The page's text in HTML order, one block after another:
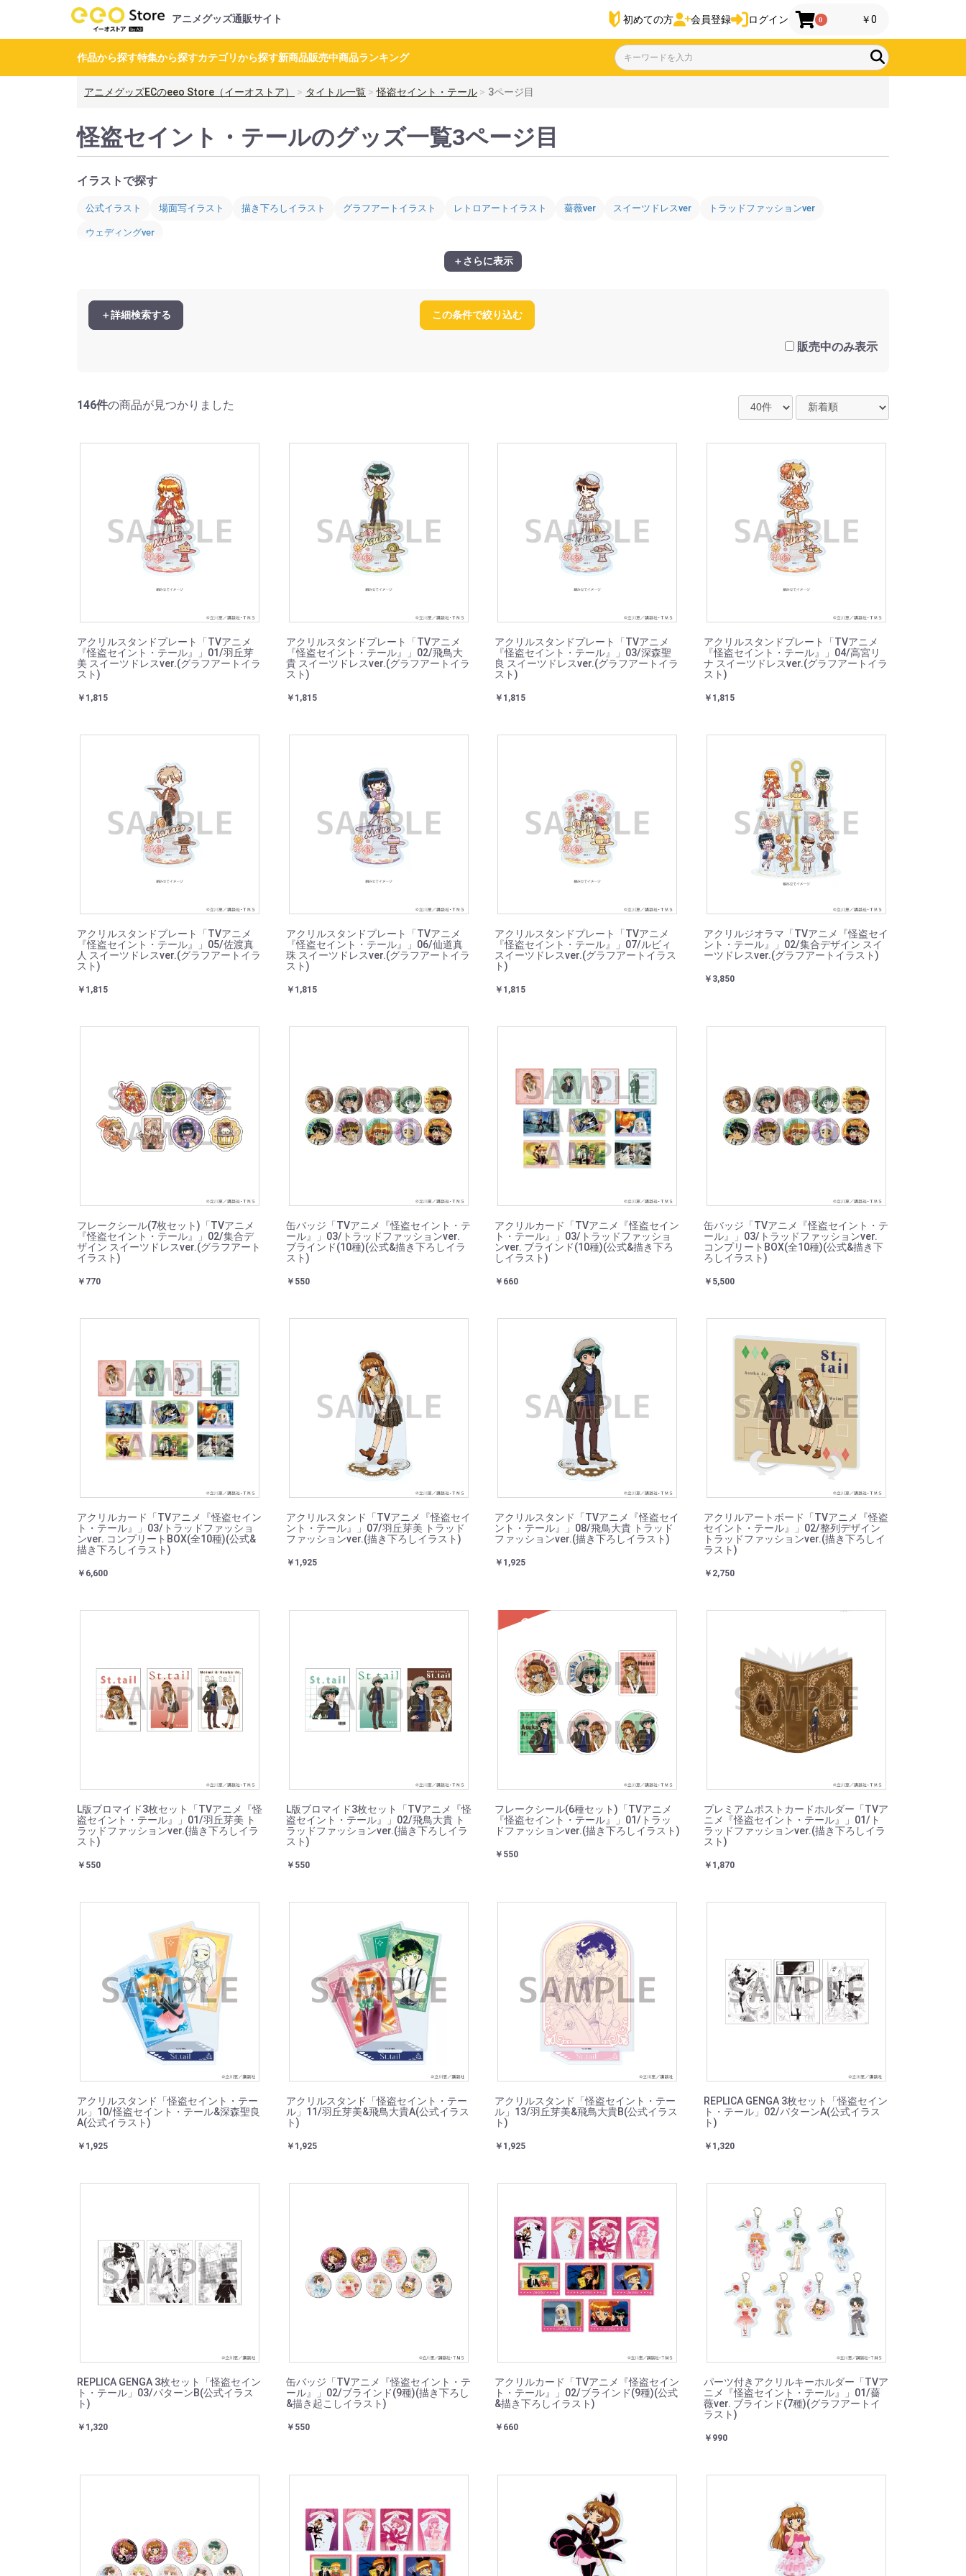
アニメグッズ通販サイト 初めての方 会員登録 ログイン 0 ￥0
作品から探す特集から探すカテゴリから探す新商品販売中商品ランキング
アニメグッズECのeeo Store（イーオストア） タイトル一覧 怪盗セイント・テール 3ページ目
怪盗セイント・テールのグッズ一覧3ページ目
イラストで探す
公式イラスト 場面写イラスト 描き下ろしイラスト グラフアートイラスト レトロアートイラスト 薔薇ver スイーツドレスver トラッドファッションver
ウェディングver
＋さらに表示
＋詳細検索する この条件で絞り込む
販売中のみ表示
146件の商品が見つかりました
アクリルスタンドプレート「TVアニメ
『怪盗セイント・テール』」01/羽丘芽
美 スイーツドレスver.(グラフアートイラ
スト)
￥1,815
アクリルスタンドプレート「TVアニメ
『怪盗セイント・テール』」02/飛鳥大
貴 スイーツドレスver.(グラフアートイラ
スト)
￥1,815
アクリルスタンドプレート「TVアニメ
『怪盗セイント・テール』」03/深森聖
良 スイーツドレスver.(グラフアートイラ
スト)
￥1,815
アクリルスタンドプレート「TVアニメ
『怪盗セイント・テール』」04/高宮リ
ナ スイーツドレスver.(グラフアートイラ
スト)
￥1,815
アクリルスタンドプレート「TVアニメ
『怪盗セイント・テール』」05/佐渡真
人 スイーツドレスver.(グラフアートイラ
スト)
￥1,815
アクリルスタンドプレート「TVアニメ
『怪盗セイント・テール』」06/仙道真
珠 スイーツドレスver.(グラフアートイラ
スト)
￥1,815
アクリルスタンドプレート「TVアニメ
『怪盗セイント・テール』」07/ルビィ
スイーツドレスver.(グラフアートイラス
ト)
￥1,815
アクリルジオラマ「TVアニメ『怪盗セイ
ント・テール』」02/集合デザイン スイ
ーツドレスver.(グラフアートイラスト)
￥3,850
フレークシール(7枚セット)「TVアニメ
『怪盗セイント・テール』」02/集合デ
ザイン スイーツドレスver.(グラフアート
イラスト)
￥770
缶バッジ「TVアニメ『怪盗セイント・テ
ール』」03/トラッドファッションver.
ブラインド(10種)(公式&描き下ろしイラ
スト)
￥550
アクリルカード「TVアニメ『怪盗セイン
ト・テール』」03/トラッドファッショ
ンver. ブラインド(10種)(公式&描き下ろ
しイラスト)
￥660
缶バッジ「TVアニメ『怪盗セイント・テ
ール』」03/トラッドファッションver.
コンプリートBOX(全10種)(公式&描き下
ろしイラスト)
￥5,500
アクリルカード「TVアニメ『怪盗セイン
ト・テール』」03/トラッドファッショ
ンver. コンプリートBOX(全10種)(公式&
描き下ろしイラスト)
￥6,600
アクリルスタンド「TVアニメ『怪盗セイ
ント・テール』」07/羽丘芽美 トラッド
ファッションver.(描き下ろしイラスト)
￥1,925
アクリルスタンド「TVアニメ『怪盗セイ
ント・テール』」08/飛鳥大貴 トラッド
ファッションver.(描き下ろしイラスト)
￥1,925
アクリルアートボード「TVアニメ『怪盗
セイント・テール』」02/整列デザイン
トラッドファッションver.(描き下ろしイ
ラスト)
￥2,750
L版ブロマイド3枚セット「TVアニメ『怪
盗セイント・テール』」01/羽丘芽美 ト
ラッドファッションver.(描き下ろしイラ
スト)
￥550
L版ブロマイド3枚セット「TVアニメ『怪
盗セイント・テール』」02/飛鳥大貴 ト
ラッドファッションver.(描き下ろしイラ
スト)
￥550
SOLD
フレークシール(6種セット)「TVアニメ
『怪盗セイント・テール』」01/トラッ
ドファッションver.(描き下ろしイラスト)
￥550
プレミアムポストカードホルダー「TVア
ニメ『怪盗セイント・テール』」01/ト
ラッドファッションver.(描き下ろしイラ
スト)
￥1,870
アクリルスタンド「怪盗セイント・テー
ル」10/怪盗セイント・テール&深森聖良
A(公式イラスト)
￥1,925
アクリルスタンド「怪盗セイント・テー
ル」11/羽丘芽美&飛鳥大貴A(公式イラス
ト)
￥1,925
アクリルスタンド「怪盗セイント・テー
ル」13/羽丘芽美&飛鳥大貴B(公式イラス
ト)
￥1,925
REPLICA GENGA 3枚セット「怪盗セイン
ト・テール」02/パターンA(公式イラス
ト)
￥1,320
REPLICA GENGA 3枚セット「怪盗セイン
ト・テール」03/パターンB(公式イラス
ト)
￥1,320
缶バッジ「TVアニメ『怪盗セイント・テ
ール』」02/ブラインド(9種)(描き下ろし
&描き起こしイラスト)
￥550
アクリルカード「TVアニメ『怪盗セイン
ト・テール』」02/ブラインド(9種)(公式
&描き下ろしイラスト)
￥660
パーツ付きアクリルキーホルダー「TVア
ニメ『怪盗セイント・テール』」01/薔
薇ver. ブラインド(7種)(グラフアートイ
ラスト)
￥990